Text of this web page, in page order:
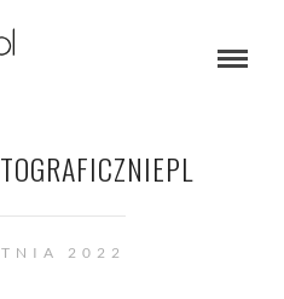
2022